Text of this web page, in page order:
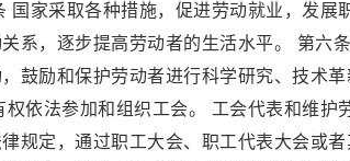
国家采取各种措施，促进劳动就业，发
系，逐步提高劳动者的生活水平。 第六
鼓励和保护劳动者进行科学研究、技术
权依法参加和组织工会。 工会代表和维
规定，通过职工大会、职工代表大会或